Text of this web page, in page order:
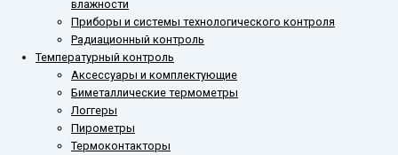
влажности
Приборы и системы технологического контроля
Радиационный контроль
Температурный контроль
Аксессуары и комплектующие
Биметаллические термометры
Логгеры
Пирометры
Термоконтакторы